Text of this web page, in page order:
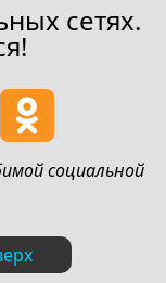
сетях.
социальной